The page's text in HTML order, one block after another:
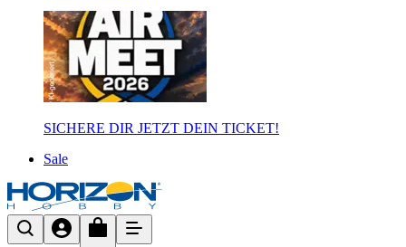
SICHERE DIR JETZT DEIN TICKET!
Sale